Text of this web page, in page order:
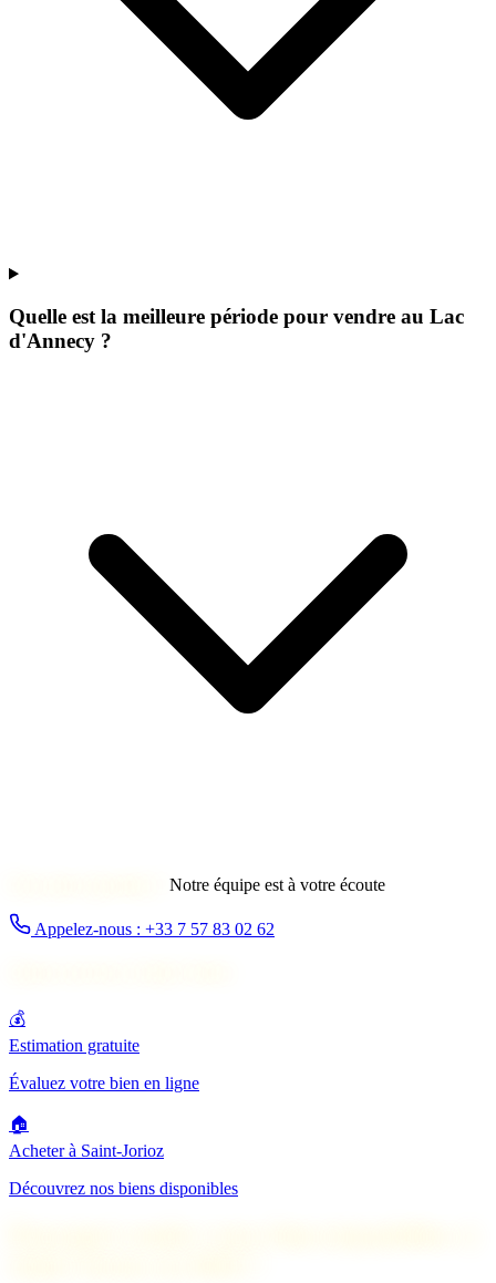
Quelle est la meilleure période pour vendre au Lac
d'Annecy ?
Notre équipe est à votre écoute
Appelez-nous : +33 7 57 83 02 62
💰
Estimation gratuite
Évaluez votre bien en ligne
🏠
Acheter à Saint-Jorioz
Découvrez nos biens disponibles